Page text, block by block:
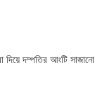
দিয়ে দম্পতির আংটি সাজানো